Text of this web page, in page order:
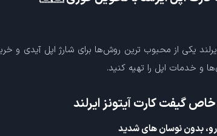
و خدمات اپل را تهیه کنید.
گیفت کارت آیتونز ایرلند
بدون نوسان‌ های شدید